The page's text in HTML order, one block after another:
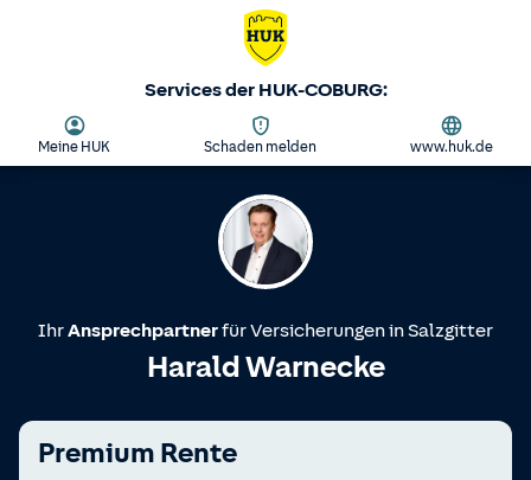
Services der HUK-COBURG:
Meine HUK Schaden melden www.huk.de
IhrAnsprechpartnerfür Versicherungen inSalzgitter
Harald Warnecke
Premium Rente